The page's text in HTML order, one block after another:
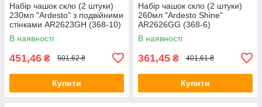
Набір чашок скло (2 штуки)
230мл "Ardesto" з подвійними
стінками AR2623GH (368-10)
В наявності
451,46 ₴ 501,62 ₴
Купити
Набір чашок скло (2 штуки)
260мл "Ardesto Shine"
AR2626GG (368-6)
В наявності
361,45 ₴ 401,61 ₴
Купити